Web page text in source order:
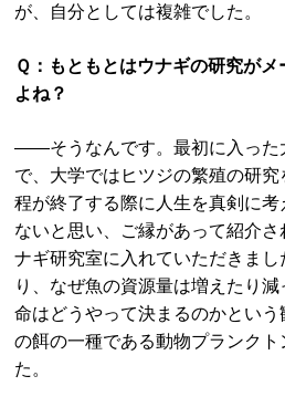
が、自分としては複雑でした。
Ｑ：もともとはウナギの研究が
よね？
――そうなんです。最初に入った
で、大学ではヒツジの繁殖の研
程が終了する際に人生を真剣に
ないと思い、ご縁があって紹介
ナギ研究室に入れていただきま
り、なぜ魚の資源量は増えたり
命はどうやって決まるのかとい
の餌の一種である動物プランク
た。